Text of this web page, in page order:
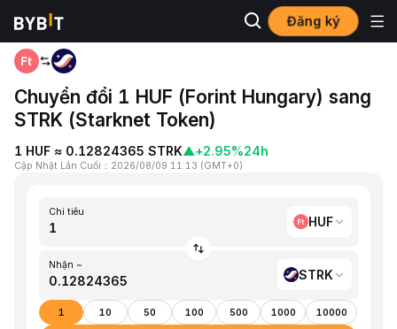
Đăng ký
Trang chủ
Chuyển đổi 1 HUF (Forint Hungary) sang
STRK (Starknet Token)
1 HUF ≈ 0.12824365 STRK▲+2.95%24h
Cập Nhật Lần Cuối ： 2026/08/09 11:13 (GMT+0)
Chi tiêu
HUF
Nhận ~
STRK
1 10 50 100 500 1000 10000